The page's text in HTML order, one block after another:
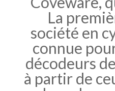
La
société en
connue
décodeurs
à partir de